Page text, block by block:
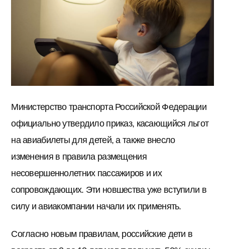
Министерство транспорта Российской Федерации
официально утвердило приказ, касающийся льгот
на авиабилеты для детей, а также внесло
изменения в правила размещения
несовершеннолетних пассажиров и их
сопровождающих. Эти новшества уже вступили в
силу и авиакомпании начали их применять.
Согласно новым правилам, российские дети в